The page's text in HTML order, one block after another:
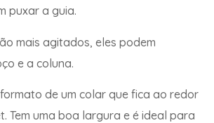
puxar a guia.
mais agitados, eles podem
e a coluna.
de um colar que fica ao redor
Tem uma boa largura e é ideal para